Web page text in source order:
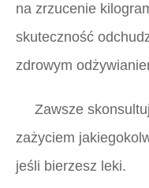
na zrzucenie
skuteczność
zdrowym
Zawsze
zażyciem
jeśli bierzesz leki.